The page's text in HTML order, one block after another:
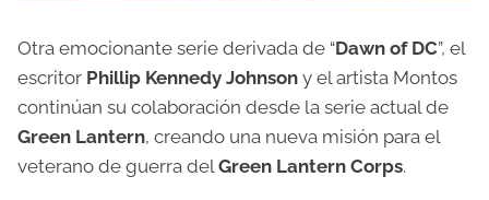
Otra emocionante serie derivada de “Dawn of DC”, el
escritor Phillip Kennedy Johnson y el artista Montos
continúan su colaboración desde la serie actual de
Green Lantern, creando una nueva misión para el
veterano de guerra delGreen Lantern Corps.